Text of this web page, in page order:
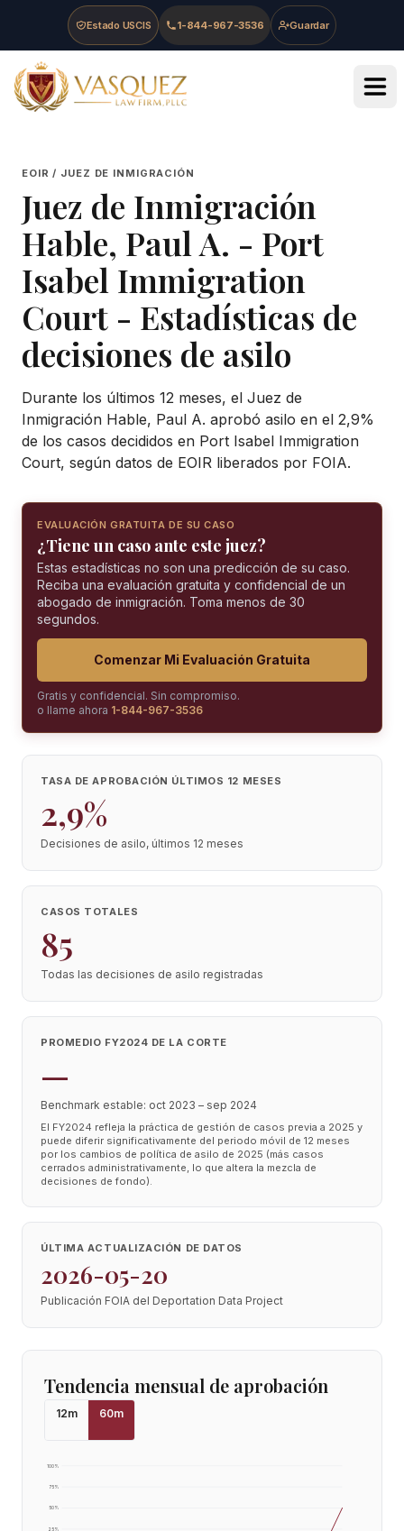
Skip to main content
Skip to navigation
Skip to footer
Estado USCIS 1-844-967-3536 Guardar
Vasquez Law Firm - Home
EOIR / JUEZ DE INMIGRACIÓN
Juez de Inmigración
Hable, Paul A. - Port
Isabel Immigration
Court - Estadísticas de
decisiones de asilo
Durante los últimos 12 meses, el Juez de
Inmigración Hable, Paul A. aprobó asilo en el 2,9%
de los casos decididos en Port Isabel Immigration
Court, según datos de EOIR liberados por FOIA.
EVALUACIÓN GRATUITA DE SU CASO
¿Tiene un caso ante este juez?
Estas estadísticas no son una predicción de su caso.
Reciba una evaluación gratuita y confidencial de un
abogado de inmigración. Toma menos de 30
segundos.
Comenzar Mi Evaluación Gratuita
Gratis y confidencial. Sin compromiso.
o llame ahora 1-844-967-3536
TASA DE APROBACIÓN ÚLTIMOS 12 MESES
2,9%
Decisiones de asilo, últimos 12 meses
CASOS TOTALES
85
Todas las decisiones de asilo registradas
PROMEDIO FY2024 DE LA CORTE
—
Benchmark estable: oct 2023 – sep 2024
El FY2024 refleja la práctica de gestión de casos previa a 2025 y
puede diferir significativamente del periodo móvil de 12 meses
por los cambios de política de asilo de 2025 (más casos
cerrados administrativamente, lo que altera la mezcla de
decisiones de fondo).
ÚLTIMA ACTUALIZACIÓN DE DATOS
2026-05-20
Publicación FOIA del Deportation Data Project
Tendencia mensual de aprobación
12m 60m
25%
50%
75%
100%